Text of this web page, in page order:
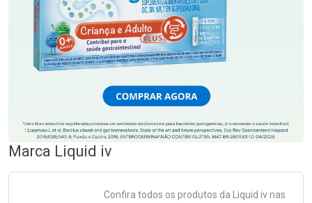
Marca Liquid iv
Confira todos os produtos da Liquid ivnas